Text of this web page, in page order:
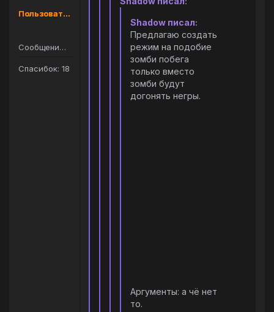
Пользователь
Сообщений: 36
Спасибок: 18
Shadow писал:
Предлагаю создать
режим на подобие
зомби побега
только вместо
зомби будут
догонять негры.
Аргументы: а чё нет
то.